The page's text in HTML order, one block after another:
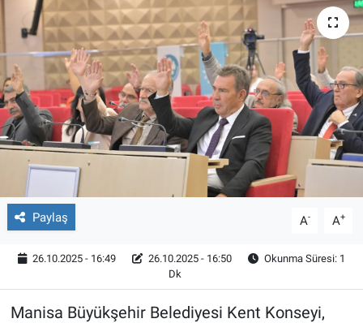
Paylaş A- A+
26.10.2025 - 16:49 26.10.2025 - 16:50
Okunma Süresi: 1
Dk
Manisa Büyükşehir Belediyesi Kent Konseyi,
Bilim-Teknoloji
Köşe Yazıları
Röportaj
Video Galeri
Son Dakika Haberleri
Haber Arşivi